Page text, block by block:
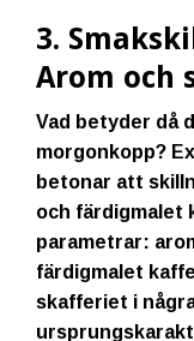
3.
Arom och
Vad betyder då
morgonkopp?
betonar att
och färdigmalet
parametrar:
färdigmalet
skafferiet i